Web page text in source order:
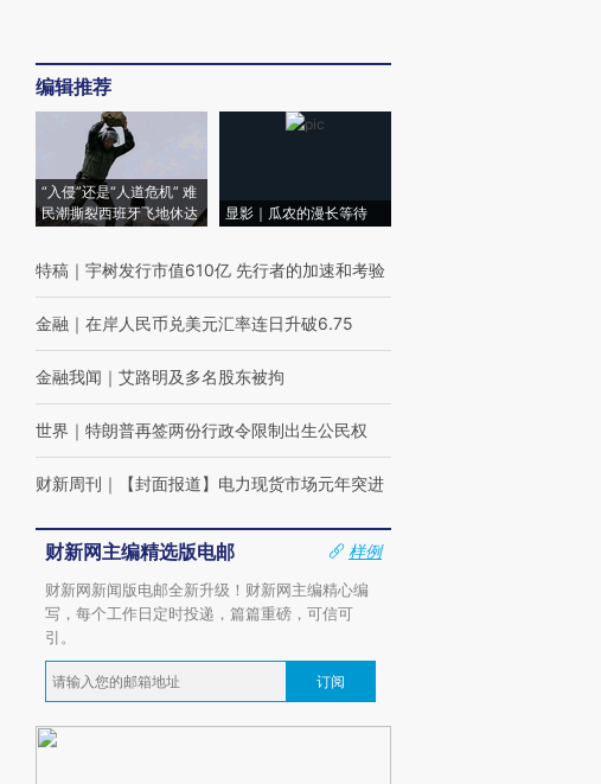
编辑推荐
“入侵”还是“人道危机” 难
民潮撕裂西班牙飞地休达
显影｜瓜农的漫长等待
特稿 ｜ 宇树发行市值610亿 先行者的加速和考验
金融 ｜ 在岸人民币兑美元汇率连日升破6.75
金融我闻 ｜ 艾路明及多名股东被拘
世界 ｜ 特朗普再签两份行政令限制出生公民权
财新周刊 ｜ 【封面报道】电力现货市场元年突进
财新网主编精选版电邮
样例
财新网新闻版电邮全新升级！财新网主编精心编
写，每个工作日定时投递，篇篇重磅，可信可
引。
订阅